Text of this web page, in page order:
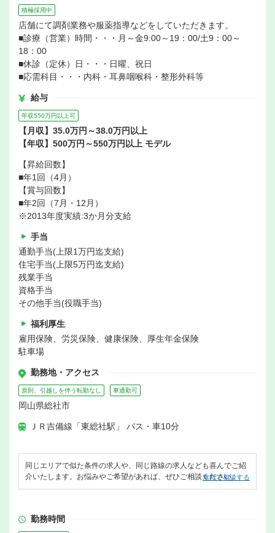
積極採用中
店舗にて調剤業務や服薬指導などをしていただきます。
■診療（営業）時間・・・月～金9:00～19：00/土9：00～
18：00
■休診（定休）日・・・日曜、祝日
■応需科目・・・内科・耳鼻咽喉科・整形外科等
給与
年収550万円以上可
【月収】35.0万円～38.0万円以上
【年収】500万円～550万円以上 モデル
【昇給回数】
■年1回（4月）
【賞与回数】
■年2回（7月・12月）
※2013年度実績:3か月分支給
手当
通勤手当(上限1万円迄支給)
住宅手当(上限5万円迄支給)
残業手当
資格手当
その他手当(役職手当)
福利厚生
雇用保険、労災保険、健康保険、厚生年金保険
駐車場
勤務地・アクセス
原則、引越しを伴う転勤なし 車通勤可
岡山県総社市
ＪＲ吉備線「東総社駅」 バス・車10分
同じエリアで似た条件の求人や、同じ路線の求人なども喜んでご紹
介いたします。お悩みやご希望があれば、ぜひご相談ください。
無料で相談する
勤務時間